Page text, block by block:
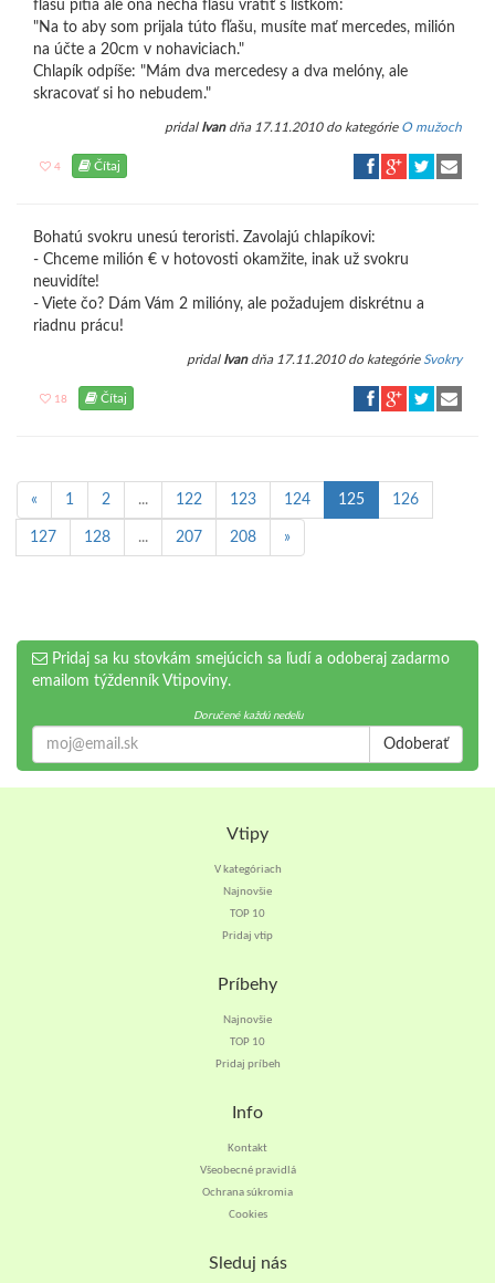
fľašu pitia ale ona nechá fľašu vrátiť s lístkom:
"Na to aby som prijala túto fľašu, musíte mať mercedes, milión
na účte a 20cm v nohaviciach."
Chlapík odpíše: "Mám dva mercedesy a dva melóny, ale
skracovať si ho nebudem."
pridal Ivandňa 17.11.2010 do kategórie O mužoch
4 Čítaj
Bohatú svokru unesú teroristi. Zavolajú chlapíkovi:
- Chceme milión € v hotovosti okamžite, inak už svokru
neuvidíte!
- Viete čo? Dám Vám 2 milióny, ale požadujem diskrétnu a
riadnu prácu!
pridal Ivandňa 17.11.2010 do kategórie Svokry
18 Čítaj
« 1 2 ... 122 123 124 125 126
127 128 ... 207 208 »
Pridaj sa ku stovkám smejúcich sa ľudí a odoberaj zadarmo
emailom týždenník Vtipoviny.
Doručené každú nedeľu
Odoberať
Vtipy
V kategóriach
Najnovšie
TOP 10
Pridaj vtip
Príbehy
Najnovšie
TOP 10
Pridaj príbeh
Info
Kontakt
Všeobecné pravidlá
Ochrana súkromia
Cookies
Sleduj nás